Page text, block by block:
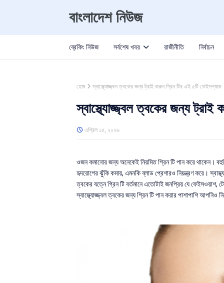
বাংলাদেশ নিউজ
ব্রেকিং নিউজ সর্বশেষ খবর রাজীনীতি নির্বাচন
হোম স্বাস্থ্যোজ্জ্বল ত্বকের জন্য ট্রাই করুন গ্রিন টির এই ৫টি ফেইসপ্যাক
স্বাস্থ্যোজ্জ্বল ত্বকের জন্য
এপ্রিল ১৫, ২০২৬
ওজন কমানোর জন্য অনেকেই নিয়মিত গ্রিন টি পান করে থাকেন।
হৃদরোগের ঝুঁকি কমায়, এমনকি ব্লাড প্রেশারও নিয়ন্ত্রণ করে।
ত্বকের যত্নে গ্রিন টি বর্তমানে এতোটাই জনপ্রিয় যে ফেইসওয়াশ,
স্বাস্থ্যোজ্জ্বল ত্বকের জন্য গ্রিন টি পান করার পাশাপাশি আপনিও